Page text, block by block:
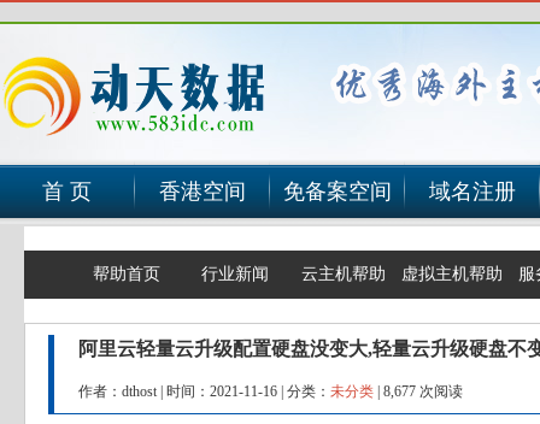
首 页 香港空间 免备案空间 域名注册
帮助首页 行业新闻 云主机帮助 虚拟主机帮助 服
阿里云轻量云升级配置硬盘没变大,轻量云升级硬盘不
作者：dthost 时间：2021-11-16 分类： 未分类 8,677 次阅读